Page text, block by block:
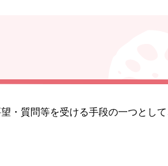
・質問等を受ける手段の一つとし